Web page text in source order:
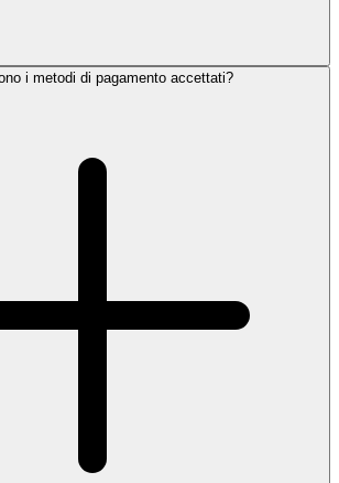
i metodi di pagamento accettati?